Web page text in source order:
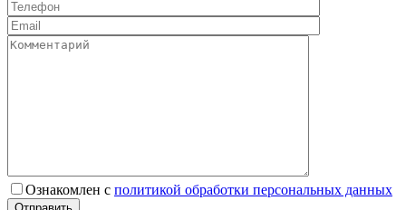
Ознакомлен с политикой обработки персональных данных